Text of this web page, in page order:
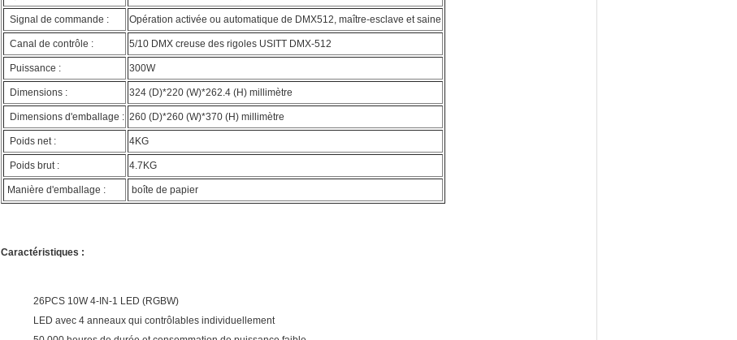
Signal de commande : Opération activée ou automatique de DMX512, maître-esclave et saine
Canal de contrôle : 5/10 DMX creuse des rigoles USITT DMX-512
Puissance : 300W
Dimensions : 324 (D)*220 (W)*262.4 (H) millimètre
Dimensions d'emballage : 260 (D)*260 (W)*370 (H) millimètre
Poids net : 4KG
Poids brut : 4.7KG
Manière d'emballage : boîte de papier
Caractéristiques :
26PCS 10W 4-IN-1 LED (RGBW)
LED avec 4 anneaux qui contrôlables individuellement